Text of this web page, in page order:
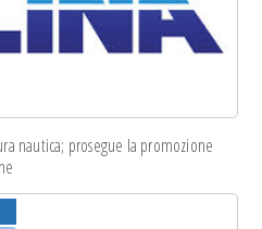
nautica; prosegue la promozione